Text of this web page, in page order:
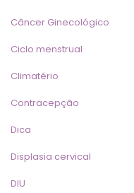
Câncer Ginecológico
Ciclo menstrual
Climatério
Contracepção
Dica
Displasia cervical
DIU